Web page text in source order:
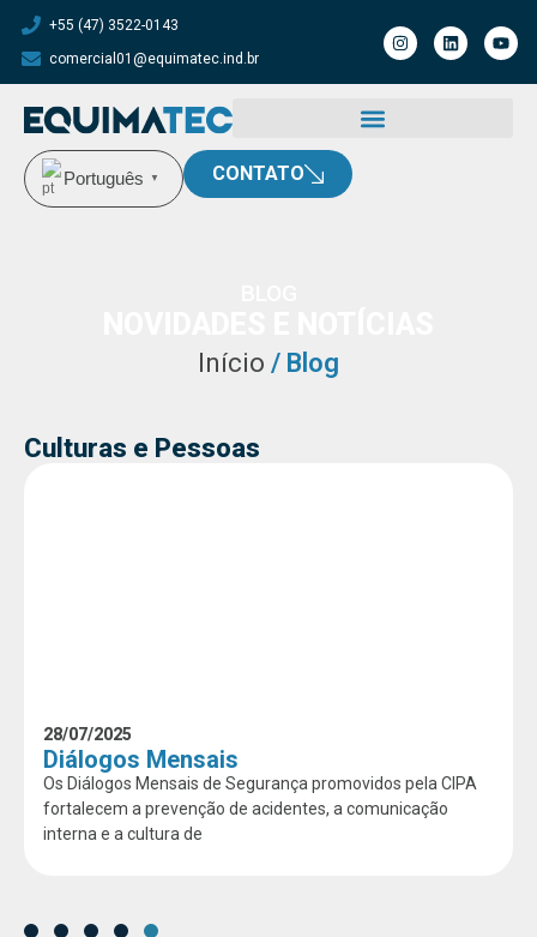
+55 (47) 3522-0143
comercial01@equimatec.ind.br
Português ▼ CONTATO
Início / Blog
Culturas e Pessoas
28/07/2025
Diálogos Mensais
Os Diálogos Mensais de Segurança promovidos pela CIPA
fortalecem a prevenção de acidentes, a comunicação
interna e a cultura de